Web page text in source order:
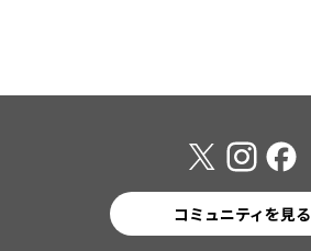
コミュニティを見る